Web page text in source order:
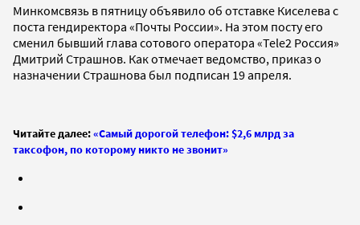
Минкомсвязь в пятницу объявило об отставке Киселева с
поста гендиректора «Почты России». На этом посту его
сменил бывший глава сотового оператора «Tele2 Россия»
Дмитрий Страшнов. Как отмечает ведомство, приказ о
назначении Страшнова был подписан 19 апреля.
Читайте далее:«Самый дорогой телефон: $2,6 млрд за
таксофон, по которому никто не звонит»